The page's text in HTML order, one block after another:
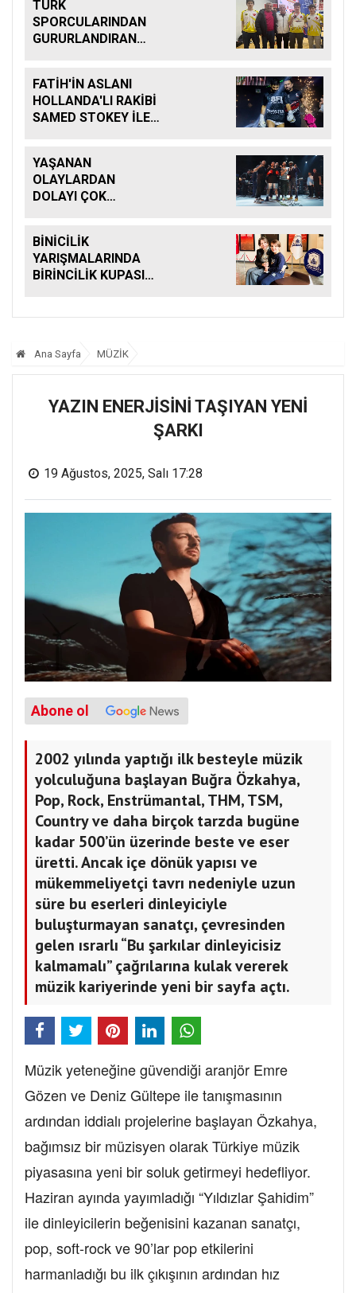
TÜRK
SPORCULARINDAN
GURURLANDIRAN
FATİH'İN ASLANI
HOLLANDA'LI RAKİBİ
SAMED STOKEY İLE
YAŞANAN
OLAYLARDAN
DOLAYI ÇOK
BİNİCİLİK
YARIŞMALARINDA
BİRİNCİLİK KUPASINI
Ana Sayfa MÜZİK
YAZIN ENERJİSİNİ TAŞIYAN YENİ
ŞARKI
19 Ağustos, 2025, Salı 17:28
Abone ol
2002 yılında yaptığı ilk besteyle müzik
yolculuğuna başlayan Buğra Özkahya,
Pop, Rock, Enstrümantal, THM, TSM,
Country ve daha birçok tarzda bugüne
kadar 500’ün üzerinde beste ve eser
üretti. Ancak içe dönük yapısı ve
mükemmeliyetçi tavrı nedeniyle uzun
süre bu eserleri dinleyiciyle
buluşturmayan sanatçı, çevresinden
gelen ısrarlı “Bu şarkılar dinleyicisiz
kalmamalı” çağrılarına kulak vererek
müzik kariyerinde yeni bir sayfa açtı.
Müzik yeteneğine güvendiği aranjör Emre
Gözen ve Deniz Gültepe ile tanışmasının
ardından iddialı projelerine başlayan Özkahya,
bağımsız bir müzisyen olarak Türkiye müzik
piyasasına yeni bir soluk getirmeyi hedefliyor.
Haziran ayında yayımladığı “Yıldızlar Şahidim”
ile dinleyicilerin beğenisini kazanan sanatçı,
pop, soft-rock ve 90’lar pop etkilerini
harmanladığı bu ilk çıkışının ardından hız